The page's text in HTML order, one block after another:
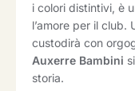
i colori distintivi, è
l’amore per il club.
custodirà con
Auxerre Bambini
storia.